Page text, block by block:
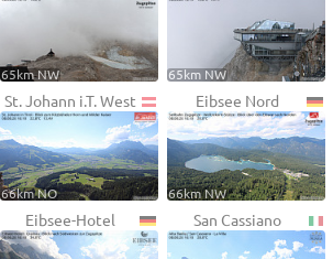
65km NW 65km NW
St. Johann i.T. West
66km NO
Eibsee Nord
66km NW
Eibsee-Hotel San Cassiano